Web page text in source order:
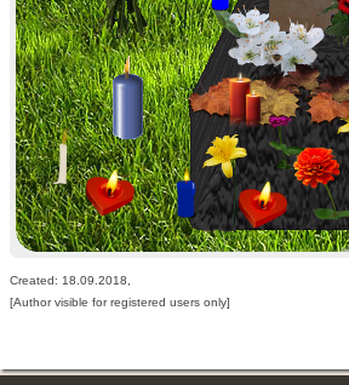
Created: 18.09.2018,
[Author visible for registered users only]